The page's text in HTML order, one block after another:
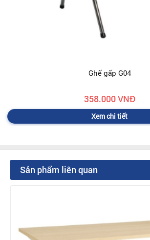
Ghế gấp G04
358.000 VNĐ
Xem chi tiết
Sản phẩm liên quan